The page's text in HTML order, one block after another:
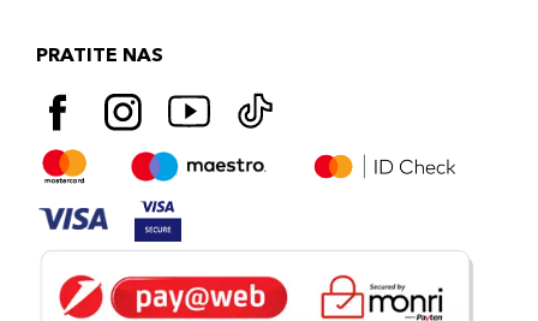
PRATITE NAS